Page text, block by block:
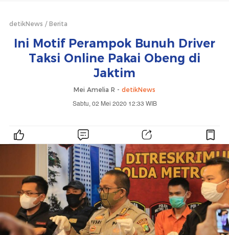
detikNews Berita
Ini Motif Perampok Bunuh Driver
Taksi Online Pakai Obeng di
Jaktim
Mei Amelia R - detikNews
Sabtu, 02 Mei 2020 12:33 WIB